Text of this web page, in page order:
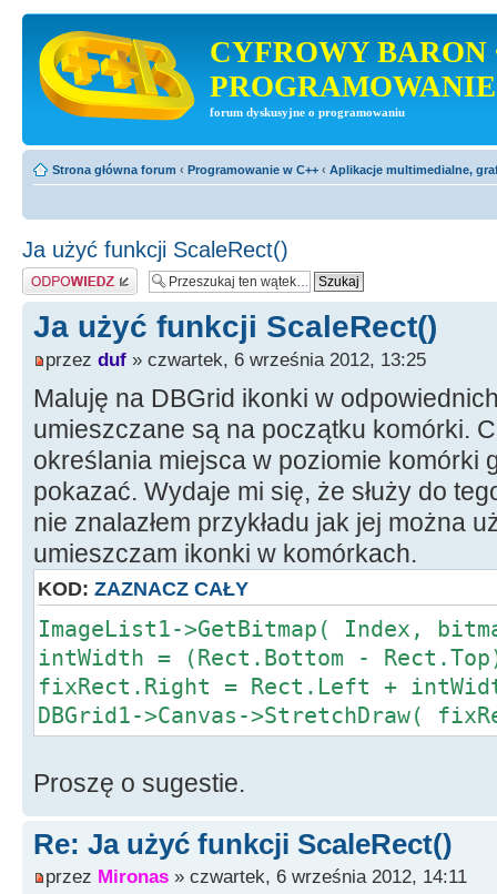
CYFROWY BARON
PROGRAMOWANIE
forum dyskusyjne o programowaniu
Strona główna forum ‹ Programowanie w C++ ‹ Aplikacje multimedialne,
Ja użyć funkcji ScaleRect()
Odpowiedz
Ja użyć funkcji ScaleRect()
przez duf » czwartek, 6 września 2012, 13:25
Maluję na DBGrid ikonki w
umieszczane są na początku komórki.
określania miejsca w poziomie komórki
pokazać. Wydaje mi się, że służy do
nie znalazłem przykładu jak jej można
umieszczam ikonki w komórkach.
KOD: ZAZNACZ CAŁY
ImageList1->GetBitmap( Index,
intWidth = (Rect.Bottom -
fixRect.Right = Rect.Left +
DBGrid1->Canvas->StretchDraw(
Proszę o sugestie.
Re: Ja użyć funkcji ScaleRect()
przez Mironas » czwartek, 6 września 2012, 14:11